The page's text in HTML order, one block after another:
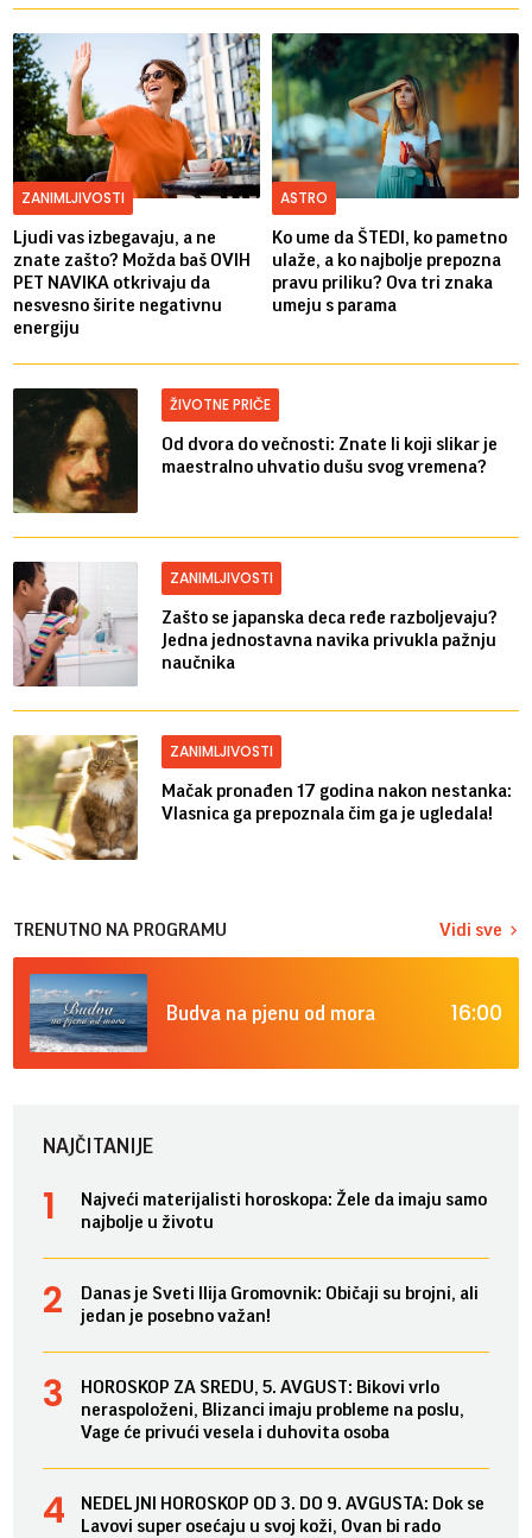
ZANIMLJIVOSTI
Ljudi vas izbegavaju, a ne
znate zašto? Možda baš OVIH
PET NAVIKA otkrivaju da
nesvesno širite negativnu
energiju
ASTRO
Ko ume da ŠTEDI, ko pametno
ulaže, a ko najbolje prepozna
pravu priliku? Ova tri znaka
umeju s parama
ŽIVOTNE PRIČE
Od dvora do večnosti: Znate li koji slikar je
maestralno uhvatio dušu svog vremena?
ZANIMLJIVOSTI
Zašto se japanska deca ređe razboljevaju?
Jedna jednostavna navika privukla pažnju
naučnika
ZANIMLJIVOSTI
Mačak pronađen 17 godina nakon nestanka:
Vlasnica ga prepoznala čim ga je ugledala!
TRENUTNO NA PROGRAMU Vidi sve
Budva na pjenu od mora 16:00
NAJČITANIJE
Najveći materijalisti horoskopa: Žele da imaju samo
najbolje u životu
Danas je Sveti Ilija Gromovnik: Običaji su brojni, ali
jedan je posebno važan!
HOROSKOP ZA SREDU, 5. AVGUST: Bikovi vrlo
neraspoloženi, Blizanci imaju probleme na poslu,
Vage će privući vesela i duhovita osoba
NEDELJNI HOROSKOP OD 3. DO 9. AVGUSTA: Dok se
Lavovi super osećaju u svoj koži, Ovan bi rado